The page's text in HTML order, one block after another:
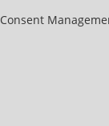
Consent